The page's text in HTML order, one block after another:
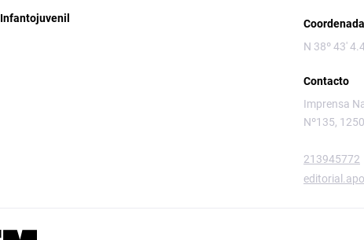
Infantojuvenil
N 38º 43'
Contacto
Imprensa
Nº135,
213945772